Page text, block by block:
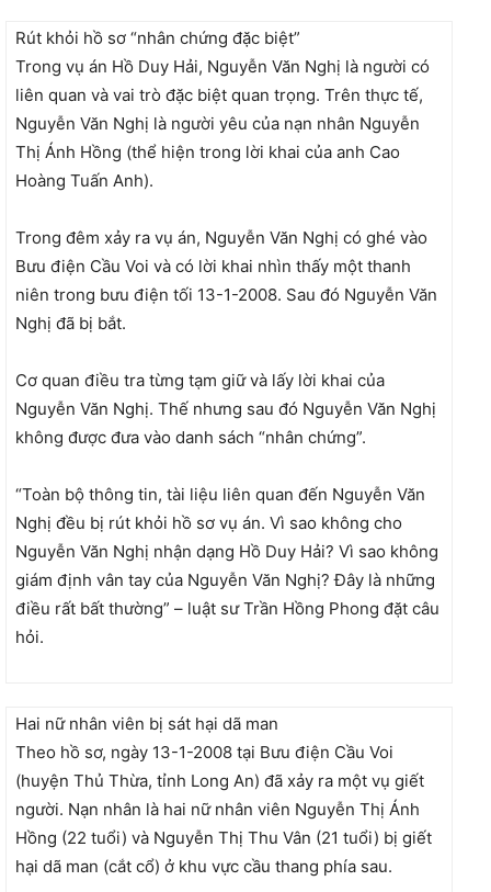
Rút khỏi hồ sơ “nhân chứng đặc biệt”
Trong vụ án Hồ Duy Hải, Nguyễn Văn Nghị là người có
liên quan và vai trò đặc biệt quan trọng. Trên thực tế,
Nguyễn Văn Nghị là người yêu của nạn nhân Nguyễn
Thị Ánh Hồng (thể hiện trong lời khai của anh Cao
Hoàng Tuấn Anh).
Trong đêm xảy ra vụ án, Nguyễn Văn Nghị có ghé vào
Bưu điện Cầu Voi và có lời khai nhìn thấy một thanh
niên trong bưu điện tối 13-1-2008. Sau đó Nguyễn Văn
Nghị đã bị bắt.
Cơ quan điều tra từng tạm giữ và lấy lời khai của
Nguyễn Văn Nghị. Thế nhưng sau đó Nguyễn Văn Nghị
không được đưa vào danh sách “nhân chứng”.
“Toàn bộ thông tin, tài liệu liên quan đến Nguyễn Văn
Nghị đều bị rút khỏi hồ sơ vụ án. Vì sao không cho
Nguyễn Văn Nghị nhận dạng Hồ Duy Hải? Vì sao không
giám định vân tay của Nguyễn Văn Nghị? Đây là những
điều rất bất thường” – luật sư Trần Hồng Phong đặt câu
hỏi.
Hai nữ nhân viên bị sát hại dã man
Theo hồ sơ, ngày 13-1-2008 tại Bưu điện Cầu Voi
(huyện Thủ Thừa, tỉnh Long An) đã xảy ra một vụ giết
người. Nạn nhân là hai nữ nhân viên Nguyễn Thị Ánh
Hồng (22 tuổi) và Nguyễn Thị Thu Vân (21 tuổi) bị giết
hại dã man (cắt cổ) ở khu vực cầu thang phía sau.